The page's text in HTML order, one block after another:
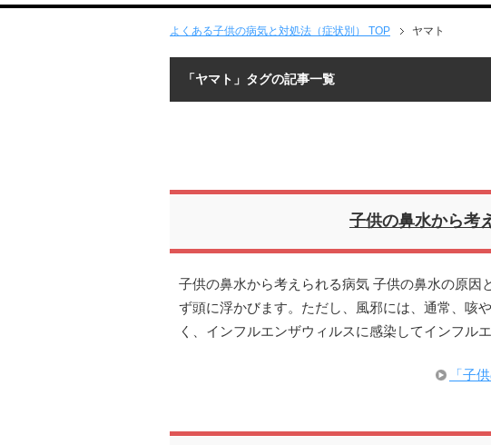
よくある子供の病気と対処法（症状別） TOP ヤマト
「ヤマト」タグの記事一覧
子供の鼻水から考
子供の鼻水から考えられる病気 子供の鼻水の原因
ず頭に浮かびます。ただし、風邪には、通常、咳
く、インフルエンザウィルスに感染してインフル
「子